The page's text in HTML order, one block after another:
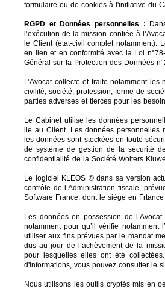
formulaire ou de cookies à l'initiative du
RGPD et Données personnelles :
l’exécution de la mission confiée à
le Client (état-civil complet
en lien et en conformité avec la Loi
Général sur la Protection des Données
L’Avocat collecte et traite notamment
civilité, société, profession, forme de
parties adverses et tierces pour les
Le Cabinet utilise les données
lie au Client. Les données personnelles
les données sont stockées en toute
de système de gestion de la sécurité
confidentialité de la Société Wolters
Le logiciel KLEOS ®dans sa version
contrôle de l’Administration fiscale,
Software France, dont le siège en
Les données en possession de
notamment pour qu’il vérifie
utiliser aux fins prévues par le mandat
dus au jour de l’achèvement de la
pour lesquelles elles ont été
d'informations, vous pouvez consulter le
Nous utilisons les outils cryptés mis en